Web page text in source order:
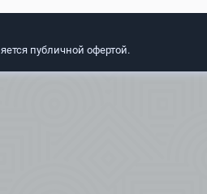
публичной офертой.